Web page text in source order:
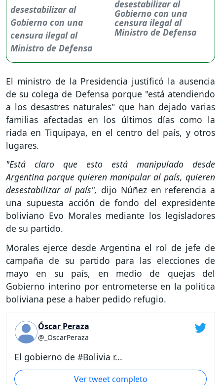
desestabilizar al
Gobierno con una
censura ilegal al
Ministro de Defensa
El ministro de la Presidencia justificó la ausencia
de su colega de Defensa porque "está atendiendo
a los desastres naturales" que han dejado varias
familias afectadas en los últimos días como la
riada en Tiquipaya, en el centro del país, y otros
lugares.
"Está claro que esto está manipulado desde
Argentina porque quieren manipular al país, quieren
desestabilizar al país", dijo Núñez en referencia a
una supuesta acción de fondo del expresidente
boliviano Evo Morales mediante los legisladores
de su partido.
Morales ejerce desde Argentina el rol de jefe de
campaña de su partido para las elecciones de
mayo en su país, en medio de quejas del
Gobierno interino por entrometerse en la política
boliviana pese a haber pedido refugio.
Óscar Peraza
@_OscarPeraza
El gobierno de #Bolivia r...
Ver tweet completo